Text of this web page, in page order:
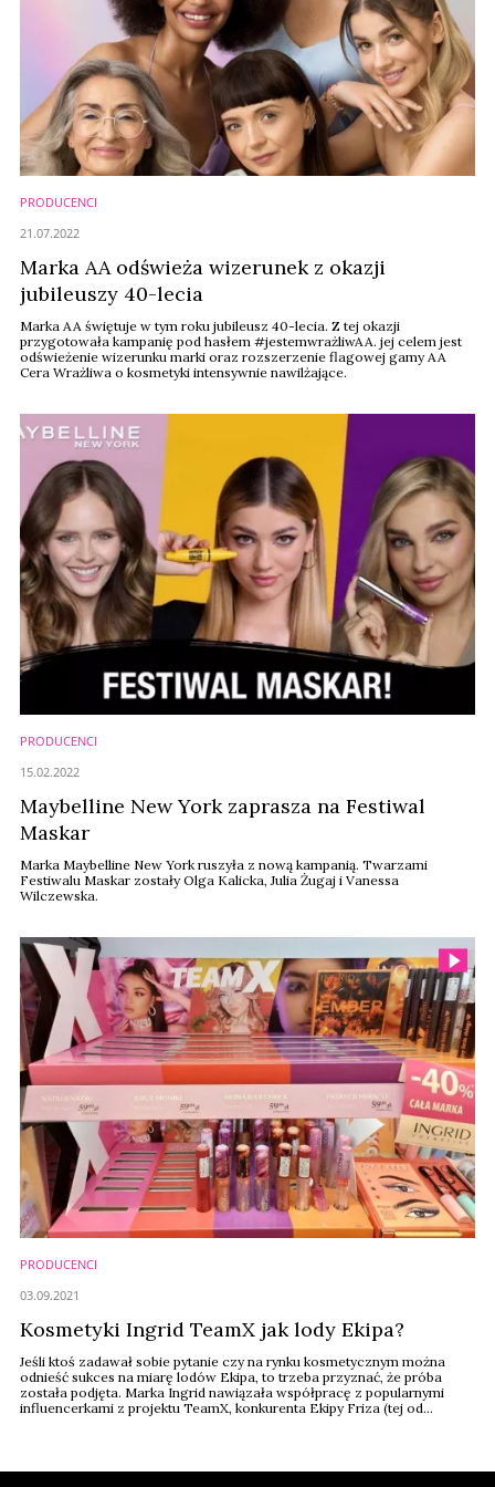
PRODUCENCI
Marka AA odświeża wizerunek z okazji
jubileuszy 40-lecia
Marka AA świętuje w tym roku jubileusz 40-lecia. Z tej okazji
przygotowała kampanię pod hasłem #jestemwrażliwAA. jej celem jest
odświeżenie wizerunku marki oraz rozszerzenie flagowej gamy AA
Cera Wrażliwa o kosmetyki intensywnie nawilżające.
21.07.2022
PRODUCENCI
Maybelline New York zaprasza na Festiwal
Maskar
Marka Maybelline New York ruszyła z nową kampanią. Twarzami
Festiwalu Maskar zostały Olga Kalicka, Julia Żugaj i Vanessa
Wilczewska.
15.02.2022
PRODUCENCI
Kosmetyki Ingrid TeamX jak lody Ekipa?
Jeśli ktoś zadawał sobie pytanie czy na rynku kosmetycznym można
odnieść sukces na miarę lodów Ekipa, to trzeba przyznać, że próba
została podjęta. Marka Ingrid nawiązała współpracę z popularnymi
influencerkami z projektu TeamX, konkurenta Ekipy Friza (tej od
03.09.2021